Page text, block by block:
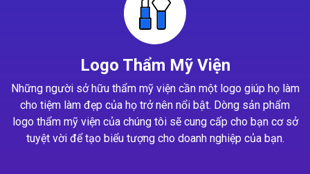
Logo Thẩm Mỹ Viện
Những người sở hữu thẩm mỹ viện cần một logo giúp họ làm
cho tiệm làm đẹp của họ trở nên nổi bật. Dòng sản phẩm
logo thẩm mỹ viện của chúng tôi sẽ cung cấp cho bạn cơ sở
tuyệt vời để tạo biểu tượng cho doanh nghiệp của bạn.